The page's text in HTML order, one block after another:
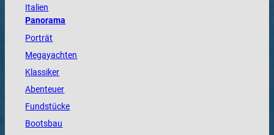
Italien
Panorama
Porträt
Megayachten
Klassiker
Abenteuer
Fundstücke
Bootsbau